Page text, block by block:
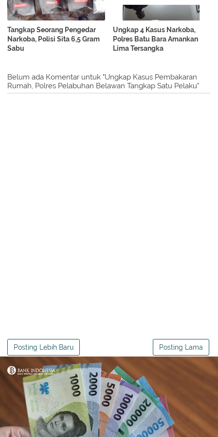
Tangkap Seorang Pengedar
Narkoba, Polisi Sita 6,5 Gram
Sabu
Ungkap 4 Kasus Narkoba,
Polres Batu Bara Amankan
Lima Tersangka
Belum ada Komentar untuk "Ungkap Kasus Pembakaran
Rumah, Polres Pelabuhan Belawan Tangkap Satu Pelaku"
Posting Lebih Baru Posting Lama